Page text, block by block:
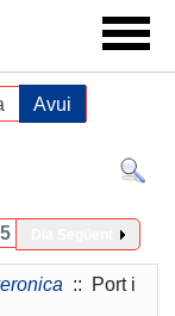
Avui
:: Port i